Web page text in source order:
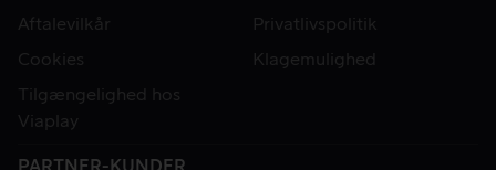
Aftalevilkår
Privatlivspolitik
Cookies
Klagemulighed
Tilgængelighed hos
Viaplay
PARTNER-KUNDER